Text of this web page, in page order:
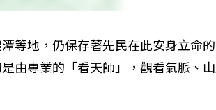
等地，仍保存著先民在此安身立命
由專業的「看天師」，觀看氣脈、